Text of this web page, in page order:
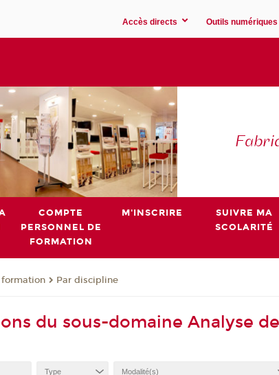
Accès directs Outils numériques
COMPTE
PERSONNEL DE
FORMATION
M'INSCRIRE
SUIVRE MA
SCOLARITÉ
Par discipline
du sous-domaine Analyse